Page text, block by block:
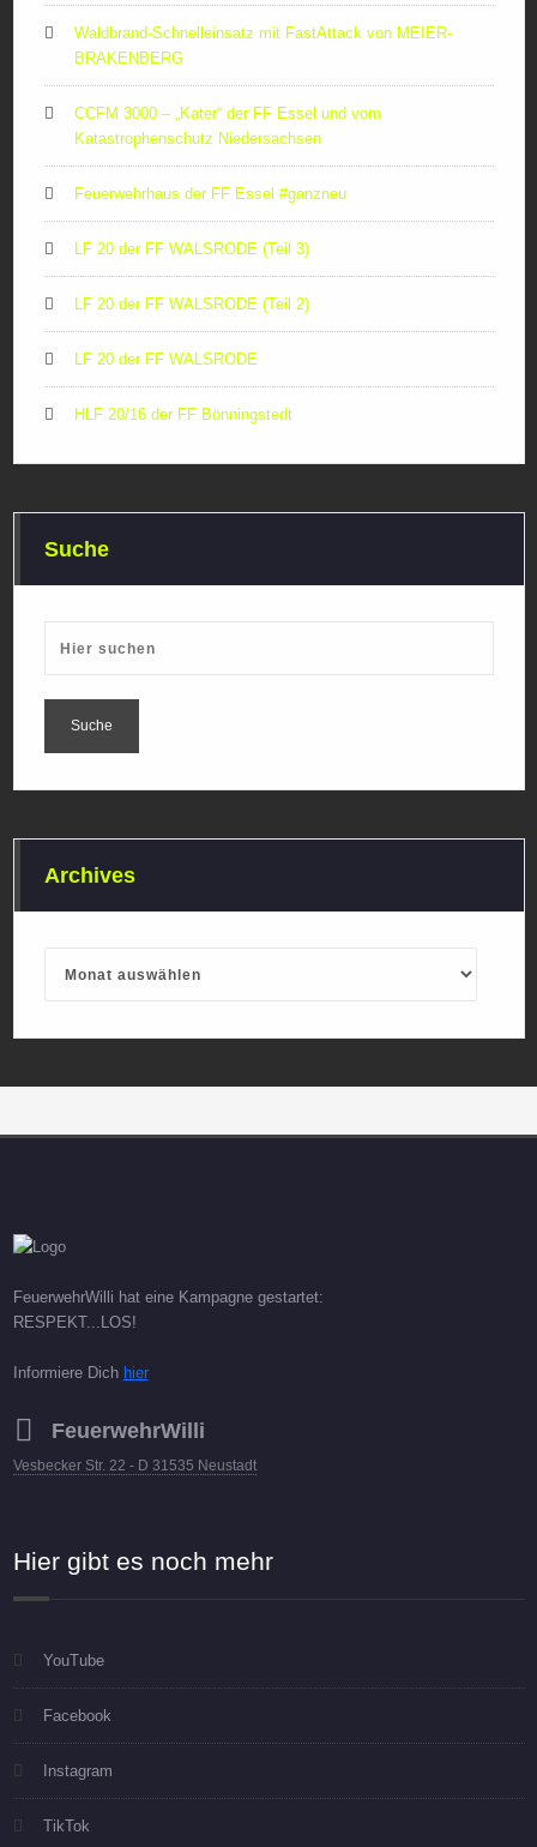
Waldbrand-Schnelleinsatz mit FastAttack von MEIER-
BRAKENBERG
CCFM 3000 – „Kater“ der FF Essel und vom
Katastrophenschutz Niedersachsen
Feuerwehrhaus der FF Essel #ganzneu
LF 20 der FF WALSRODE (Teil 3)
LF 20 der FF WALSRODE (Teil 2)
LF 20 der FF WALSRODE
HLF 20/16 der FF Bönningstedt
Suche
Archives
FeuerwehrWilli hat eine Kampagne gestartet:
RESPEKT...LOS!
Informiere Dich hier
FeuerwehrWilli
Vesbecker Str. 22 - D 31535 Neustadt
Hier gibt es noch mehr
YouTube
Facebook
Instagram
TikTok